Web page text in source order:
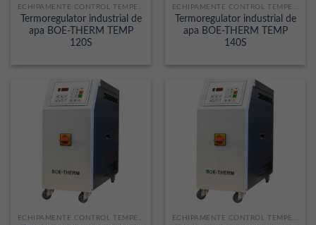
Termoregulator industrial de
apa BOE-THERM TEMP
120S
Termoregulator industrial de
apa BOE-THERM TEMP
140S